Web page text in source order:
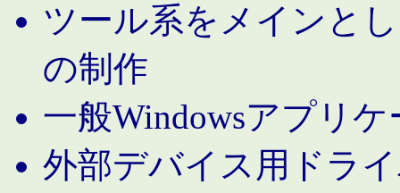
ツール系をメインと
の制作
一般Windowsアプリ
外部デバイス用ドラ